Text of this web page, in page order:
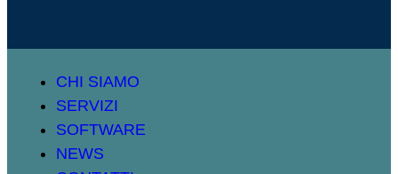
CHI SIAMO
SERVIZI
SOFTWARE
NEWS